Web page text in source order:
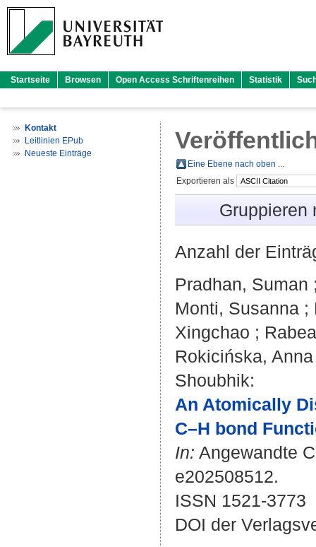
Startseite Browsen Open Access Schriftenreihen Statistik
Kontakt
Leitlinien EPub
Neueste Einträge
Eine Ebene nach oben ...
Exportieren als
Anzahl der
Pradhan, Suman
Monti, Susanna ;
Xingchao ;
Rokicińska, Anna
Shoubhik:
An Atomically
C–H bond
In: Angewandte
e202508512.
ISSN 1521-3773
DOI der